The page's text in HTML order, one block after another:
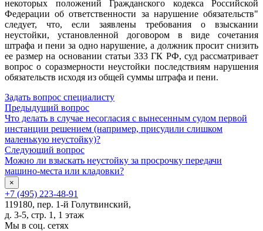
некоторых положений Гражданского кодекса Российской
Федерации об ответственности за нарушение обязательств"
следует, что, если заявлены требования о взыскании
неустойки, установленной договором в виде сочетания
штрафа и пени за одно нарушение, а должник просит снизить
ее размер на основании статьи 333 ГК РФ, суд рассматривает
вопрос о соразмерности неустойки последствиям нарушения
обязательств исходя из общей суммы штрафа и пени.
Задать вопрос специалисту
Предыдущий вопрос
Что делать в случае несогласия с вынесенным судом первой
инстанции решением (например, присудили слишком
маленькую неустойку)?
Следующий вопрос
Можно ли взыскать неустойку за просрочку передачи
машино-места или кладовки?
×
+7 (495) 223-48-91
119180, пер. 1-й Голутвинский,
д. 3-5, стр. 1, 1 этаж
Мы в соц. сетях